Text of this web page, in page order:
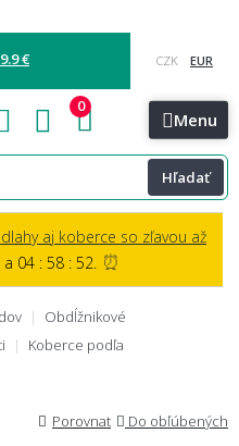
€
Menu
Hľadať
0
aj koberce so zľavou až
04 : 58 : 50. ⏰
Obdĺžnikové
Koberce podľa
Porovnat Do obľúbených